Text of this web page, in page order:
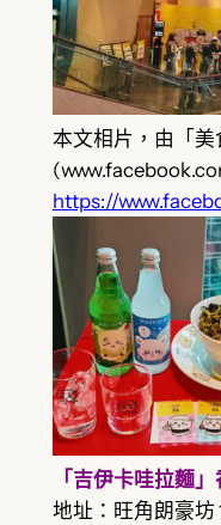
本文相片，由「美
https://
「吉伊卡哇拉麵
地址：旺角朗豪坊